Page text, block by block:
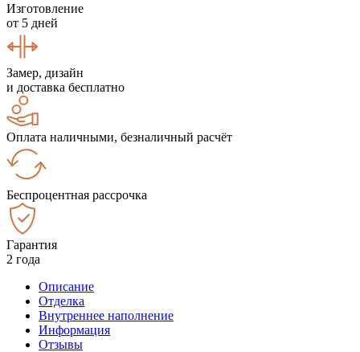
Изготовление
от 5 дней
Замер, дизайн
и доставка бесплатно
Оплата наличными, безналичный расчёт
Беспроцентная рассрочка
Гарантия
2 года
Описание
Отделка
Внутреннее наполнение
Информация
Отзывы